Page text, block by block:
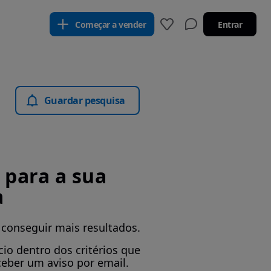
Começar a vender Entrar
Guardar pesquisa
a sua
mais resultados.
dentro dos critérios que
um aviso por email.